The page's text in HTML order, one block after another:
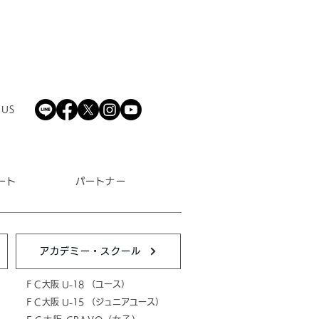
ト パートナー
アカデミー・スクール
ＦＣ大阪 U-18 （ユース）
ＦＣ大阪 U-15 （ジュニアユース）